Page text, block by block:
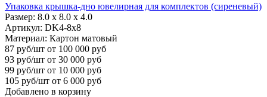
Упаковка крышка-дно ювелирная для комплектов (сиреневый)
Размер: 8.0 x 8.0 x 4.0
Артикул: DK4-8x8
Материал: Картон матовый
87 руб/шт от 100 000 руб
93 руб/шт от 30 000 руб
99 руб/шт от 10 000 руб
105 руб/шт от 6 000 руб
Добавлено в корзину